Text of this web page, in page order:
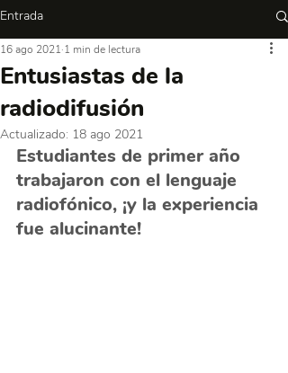
Entrada
Entusiastas de la
radiodifusión
16 ago 2021 1 min de lectura
Actualizado: 18 ago 2021
Estudiantes de primer año
trabajaron con el lenguaje
radiofónico, ¡y la experiencia
fue alucinante!